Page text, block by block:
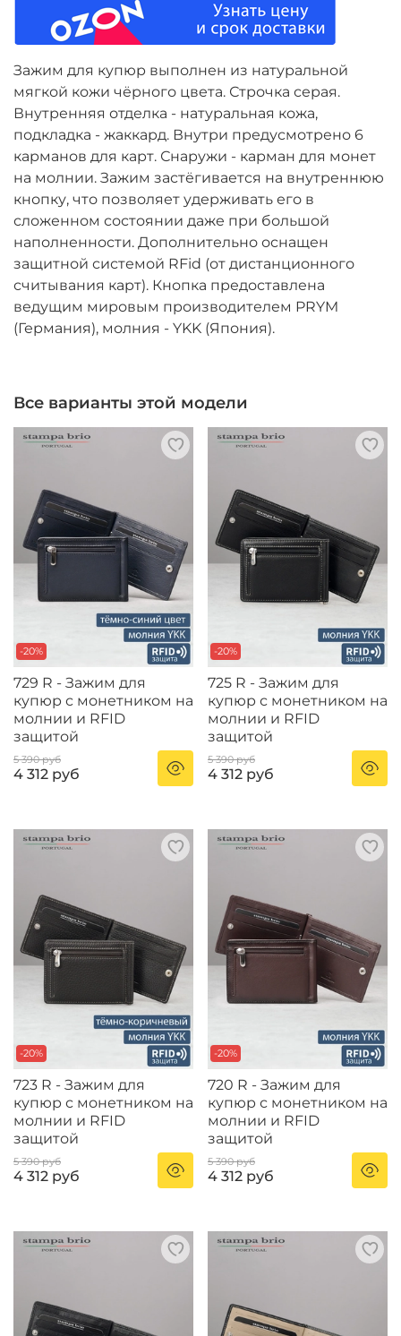
Зажим для купюр выполнен из натуральной
мягкой кожи чёрного цвета. Строчка серая.
Внутренняя отделка - натуральная кожа,
подкладка - жаккард. Внутри предусмотрено 6
карманов для карт. Снаружи - карман для монет
на молнии. Зажим застёгивается на внутреннюю
кнопку, что позволяет удерживать его в
сложенном состоянии даже при большой
наполненности. Дополнительно оснащен
защитной системой RFid (от дистанционного
считывания карт). Кнопка предоставлена
ведущим мировым производителем PRYM
(Германия), молния - YKK (Япония).
Все варианты этой модели
-20%
729 R - Зажим для
купюр с монетником на
молнии и RFID
защитой
5 390 руб
4 312 руб
-20%
725 R - Зажим для
купюр с монетником на
молнии и RFID
защитой
5 390 руб
4 312 руб
-20%
723 R - Зажим для
купюр с монетником на
молнии и RFID
защитой
5 390 руб
4 312 руб
-20%
720 R - Зажим для
купюр с монетником на
молнии и RFID
защитой
5 390 руб
4 312 руб